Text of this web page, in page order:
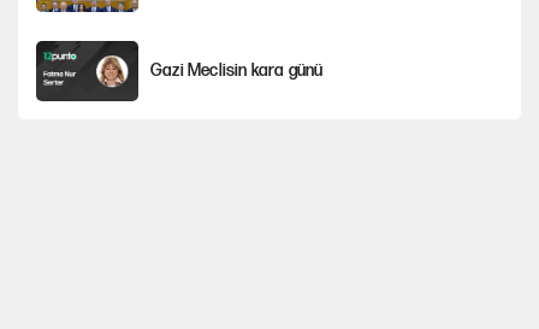
Gazi Meclisin kara günü